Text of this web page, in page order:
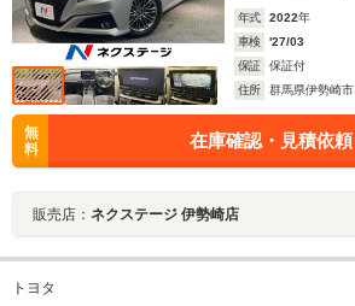
年式 2022年
車検
'27/03
保証
保証付
住所
群馬県伊勢崎市
無
料
在庫確認・見積依頼
販売店： ネクステージ 伊勢崎店
トヨタ